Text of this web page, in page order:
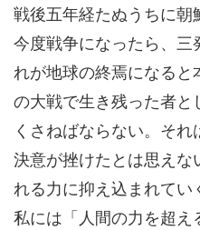
戦後五年経たぬうちに朝
今度戦争になったら、
れが地球の終焉になる
の大戦で生き残った者
くさねばならない。そ
決意が挫けたとは思えな
れる力に抑え込まれてい
私には「人間の力を超